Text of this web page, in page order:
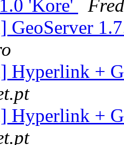
'Kore'
GeoServer
Hyperlink +
Hyperlink +